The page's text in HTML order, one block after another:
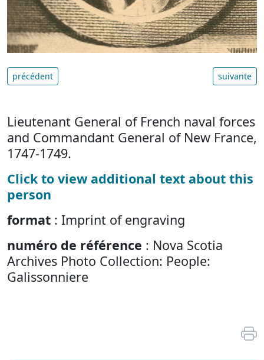
précédent suivante
Lieutenant General of French naval forces
and Commandant General of New France,
1747-1749.
Click to view additional text about this
person
format : Imprint of engraving
numéro de référence : Nova Scotia
Archives Photo Collection: People:
Galissonniere